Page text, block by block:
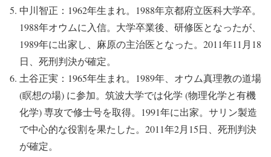
中川智正：1962年生まれ。1988年京都府立医科大学卒。
1988年オウムに入信。大学卒業後、研修医となったが、
1989年に出家し、麻原の主治医となった。2011年11月18
日、死刑判決が確定。
土谷正実：1965年生まれ。1989年、オウム真理教の道場
(瞑想の場) に参加。筑波大学では化学 (物理化学と有機
化学) 専攻で修士号を取得。1991年に出家。サリン製造
で中心的な役割を果たした。2011年2月15日、死刑判決
が確定。